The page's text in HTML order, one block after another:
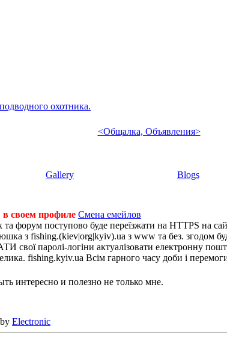
охотника.
<Общалка, Объявления>
Gallery Blogs
в своем профиле Смена емейлов
форум поступово буде переїзжати на HTTPS на
з fishing.(kiev|org|kyiv).ua з www та без. згодом
свої паролі-логіни актуалізовати електронну
fishing.kyiv.ua Всім гарного часу доби і
интересно и полезно не только мне.
Electronic